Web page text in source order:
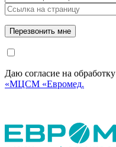
Даю согласие на обработку
«МЦСМ «Евромед.